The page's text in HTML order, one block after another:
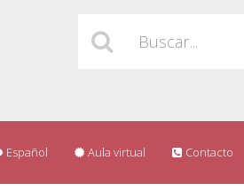
Español Aula virtual Contacto